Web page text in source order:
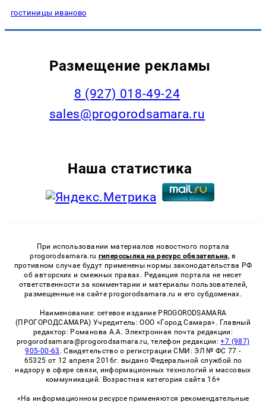
гостиницы иваново
Размещение рекламы
8 (927) 018-49-24
sales@progorodsamara.ru
Наша статистика
При использовании материалов новостного портала
progorodsamara.ru гиперссылка на ресурс обязательна, в
противном случае будут применены нормы законодательства РФ
об авторских и смежных правах. Редакция портала не несет
ответственности за комментарии и материалы пользователей,
размещенные на сайте progorodsamara.ru и его субдоменах.
Наименование: сетевое издание PROGORODSAMARA
(ПРОГОРОДСАМАРА) Учредитель: ООО «Город Самара». Главный
редактор: Романова А.А. Электронная почта редакции:
progorodsamara@progorodsamara.ru, телефон редакции:+7 (987)
905-00-63 . Свидетельство о регистрации СМИ: ЭЛ № ФС 77 -
65325 от 12 апреля 2016г. выдано Федеральной службой по
надзору в сфере связи, информационных технологий и массовых
коммуникаций. Возрастная категория сайта 16+
«На информационном ресурсе применяются рекомендательные